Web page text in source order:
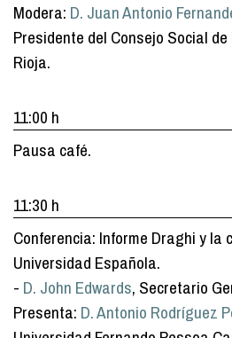
Modera: D. Juan Antonio
Presidente del Consejo Social
Rioja.
11:00 h
Pausa café.
11:30 h
Conferencia: Informe Draghi y la
Universidad Española.
- D. John Edwards, Secretario
Presenta: D. Antonio Rodríguez